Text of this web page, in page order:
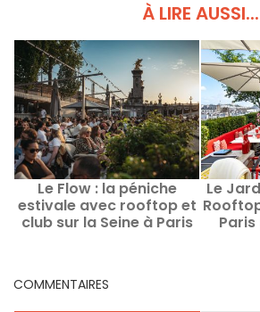
À LIRE AUSSI...
Le Flow : la péniche
estivale avec rooftop et
club sur la Seine à Paris
Le
COMMENTAIRES